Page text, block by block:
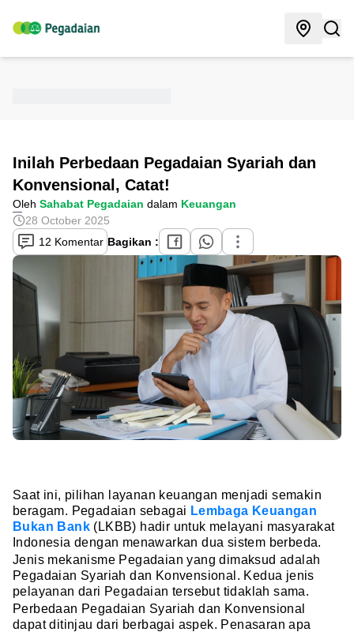
Inilah Perbedaan Pegadaian Syariah dan
Konvensional, Catat!
Oleh Sahabat Pegadaian dalam Keuangan
28 October 2025
12 Komentar Bagikan :
Saat ini, pilihan layanan keuangan menjadi semakin
beragam. Pegadaian sebagai Lembaga Keuangan
Bukan Bank (LKBB) hadir untuk melayani masyarakat
Indonesia dengan menawarkan dua sistem berbeda.
Jenis mekanisme Pegadaian yang dimaksud adalah
Pegadaian Syariah dan Konvensional. Kedua jenis
pelayanan dari Pegadaian tersebut tidaklah sama.
Perbedaan Pegadaian Syariah dan Konvensional
dapat ditinjau dari berbagai aspek. Penasaran apa